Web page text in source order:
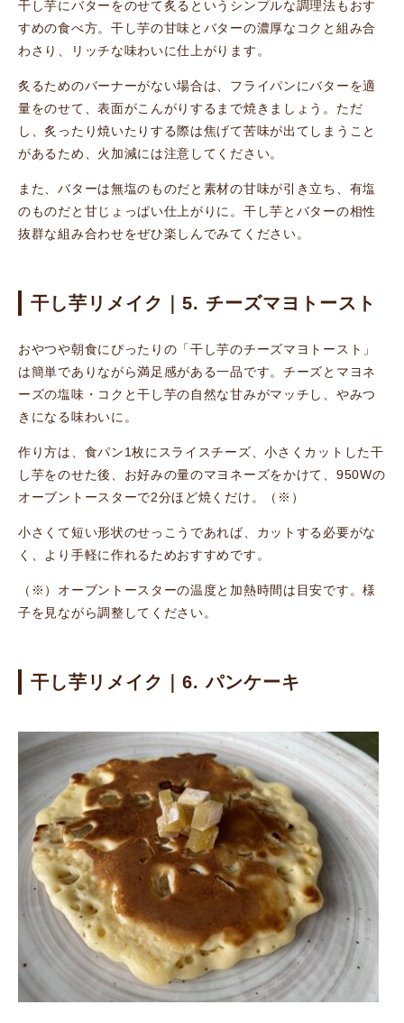
干し芋にバターをのせて炙るというシンプルな調理法もおす
すめの食べ方。干し芋の甘味とバターの濃厚なコクと組み合
わさり、リッチな味わいに仕上がります。
炙るためのバーナーがない場合は、フライパンにバターを適
量をのせて、表面がこんがりするまで焼きましょう。ただ
し、炙ったり焼いたりする際は焦げて苦味が出てしまうこと
があるため、火加減には注意してください。
また、バターは無塩のものだと素材の甘味が引き立ち、有塩
のものだと甘じょっぱい仕上がりに。干し芋とバターの相性
抜群な組み合わせをぜひ楽しんでみてください。
干し芋リメイク｜5. チーズマヨトースト
おやつや朝食にぴったりの「干し芋のチーズマヨトースト」
は簡単でありながら満足感がある一品です。チーズとマヨネ
ーズの塩味・コクと干し芋の自然な甘みがマッチし、やみつ
きになる味わいに。
作り方は、食パン1枚にスライスチーズ、小さくカットした干
し芋をのせた後、お好みの量のマヨネーズをかけて、950Wの
オーブントースターで2分ほど焼くだけ。（※）
小さくて短い形状のせっこうであれば、カットする必要がな
く、より手軽に作れるためおすすめです。
（※）オーブントースターの温度と加熱時間は目安です。様
子を見ながら調整してください。
干し芋リメイク｜6. パンケーキ